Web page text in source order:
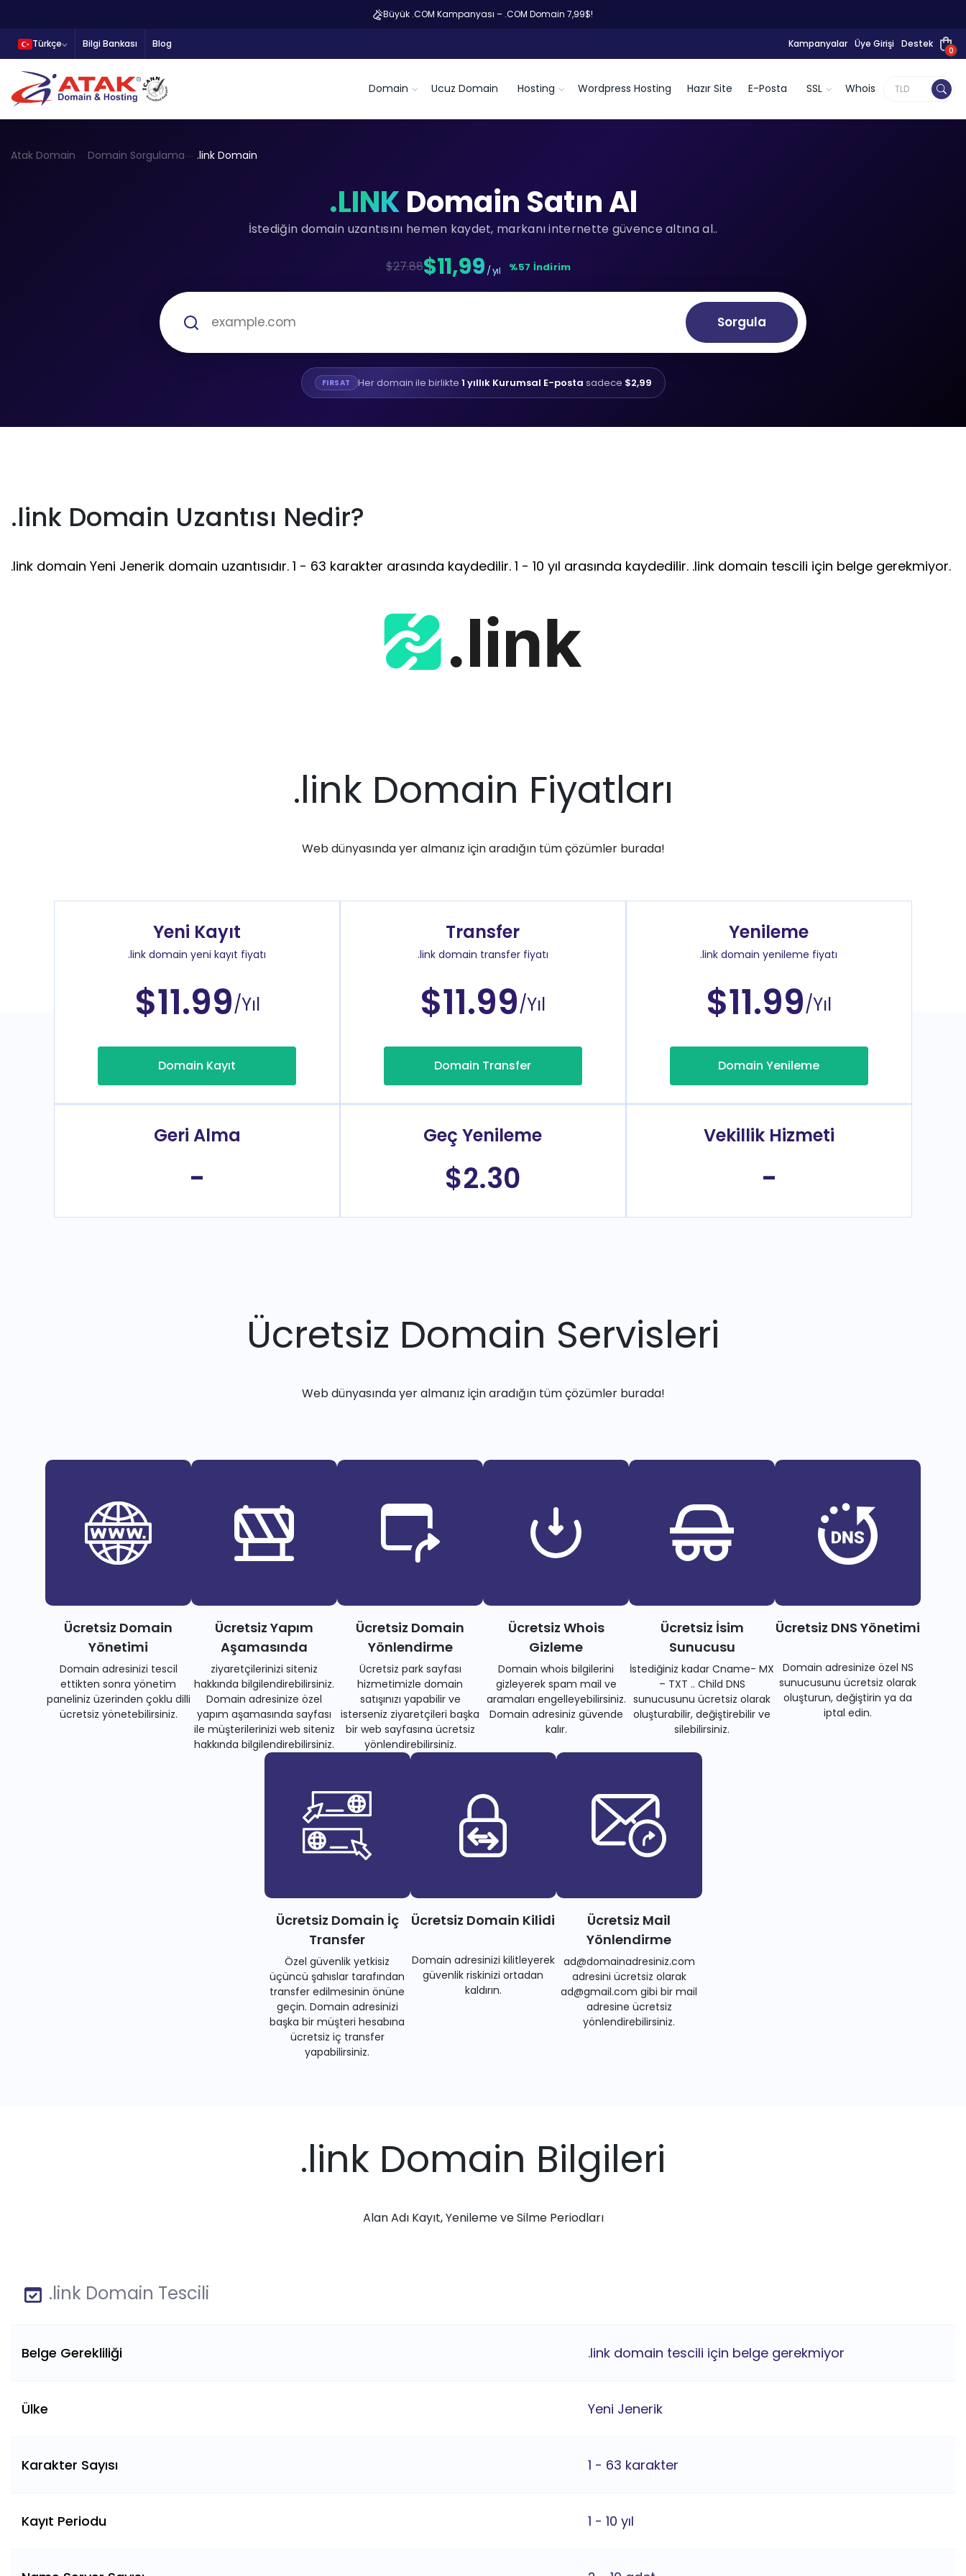
Büyük .COM Kampanyası – .COM Domain 7,99$!
Türkçe Bilgi Bankası Blog Kampanyalar Üye Girişi Destek
0
Domain Ucuz Domain Hosting Wordpress Hosting Hazır Site E-Posta SSL Whois
Atak Domain Domain Sorgulama .link Domain
.LINKDomain Satın Al
İstediğin domain uzantısını hemen kaydet, markanı internette güvence altına al..
$27.88$11,99 / yıl %57 İndirim
Sorgula
FIRSAT Her domain ile birlikte 1 yıllık Kurumsal E-posta sadece $2,99
.link Domain Uzantısı Nedir?
.link domain Yeni Jenerik domain uzantısıdır. 1 - 63 karakter arasında kaydedilir. 1 - 10 yıl arasında kaydedilir. .link domain tescili için belge gerekmiyor.
.link Domain Fiyatları
Web dünyasında yer almanız için aradığın tüm çözümler burada!
Yeni Kayıt
.link domain yeni kayıt fiyatı
$11.99/Yıl
Domain Kayıt
Transfer
.link domain transfer fiyatı
$11.99/Yıl
Domain Transfer
Yenileme
.link domain yenileme fiyatı
$11.99/Yıl
Domain Yenileme
Geri Alma
-
Geç Yenileme
$2.30
Vekillik Hizmeti
-
Ücretsiz Domain Servisleri
Web dünyasında yer almanız için aradığın tüm çözümler burada!
Ücretsiz Domain
Yönetimi
Domain adresinizi tescil
ettikten sonra yönetim
paneliniz üzerinden çoklu dilli
ücretsiz yönetebilirsiniz.
Ücretsiz Yapım
Aşamasında
ziyaretçilerinizi siteniz
hakkında bilgilendirebilirsiniz.
Domain adresinize özel
yapım aşamasında sayfası
ile müşterilerinizi web siteniz
hakkında bilgilendirebilirsiniz.
Ücretsiz Domain
Yönlendirme
Ücretsiz park sayfası
hizmetimizle domain
satışınızı yapabilir ve
isterseniz ziyaretçileri başka
bir web sayfasına ücretsiz
yönlendirebilirsiniz.
Ücretsiz Whois
Gizleme
Domain whois bilgilerini
gizleyerek spam mail ve
aramaları engelleyebilirsiniz.
Domain adresiniz güvende
kalır.
Ücretsiz İsim
Sunucusu
İstediğiniz kadar Cname- MX
– TXT .. Child DNS
sunucusunu ücretsiz olarak
oluşturabilir, değiştirebilir ve
silebilirsiniz.
Ücretsiz DNS Yönetimi
Domain adresinize özel NS
sunucusunu ücretsiz olarak
oluşturun, değiştirin ya da
iptal edin.
Ücretsiz Domain İç
Transfer
Özel güvenlik yetkisiz
üçüncü şahıslar tarafından
transfer edilmesinin önüne
geçin. Domain adresinizi
başka bir müşteri hesabına
ücretsiz iç transfer
yapabilirsiniz.
Ücretsiz Domain Kilidi
Domain adresinizi kilitleyerek
güvenlik riskinizi ortadan
kaldırın.
Ücretsiz Mail
Yönlendirme
ad@domainadresiniz.com
adresini ücretsiz olarak
ad@gmail.com gibi bir mail
adresine ücretsiz
yönlendirebilirsiniz.
.link Domain Bilgileri
Alan Adı Kayıt, Yenileme ve Silme Periodları
.link Domain Tescili
Belge Gerekliliği .link domain tescili için belge gerekmiyor
Ülke Yeni Jenerik
Karakter Sayısı 1 - 63 karakter
Kayıt Periodu 1 - 10 yıl